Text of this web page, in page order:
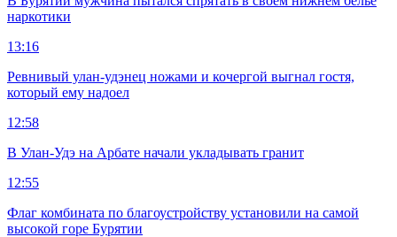
наркотики
13:16
Ревнивый улан-удэнец ножами и кочергой выгнал гостя,
который ему надоел
12:58
В Улан-Удэ на Арбате начали укладывать гранит
12:55
Флаг комбината по благоустройству установили на самой
высокой горе Бурятии